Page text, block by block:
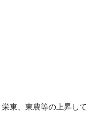
東、東農等の上昇して